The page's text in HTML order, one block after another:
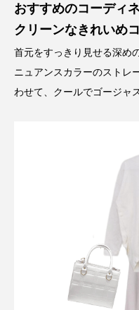
おすすめのコーディ
クリーンなきれいめ
首元をすっきり見せる深め
ニュアンスカラーのストレ
わせて、クールでゴージャ